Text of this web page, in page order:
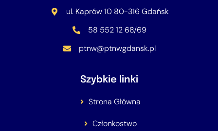
ul. Kaprów 10 80-316 Gdańsk
58 552 12 68/69
ptnw@ptnwgdansk.pl
Szybkie linki
Strona Główna
Członkostwo